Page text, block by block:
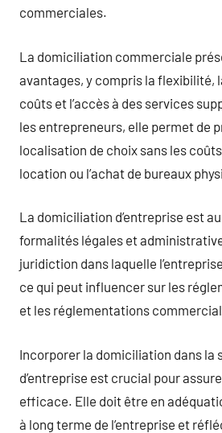
commerciales.
La domiciliation commerciale
avantages, y compris la flexibilité,
coûts et l’accès à des services
les entrepreneurs, elle permet de
localisation de choix sans les
location ou l’achat de bureaux
La domiciliation d’entreprise est
formalités légales et
juridiction dans laquelle
ce qui peut influencer sur les
et les réglementations
Incorporer la domiciliation dans la
d’entreprise est crucial pour
efficace. Elle doit être en
à long terme de l’entreprise et